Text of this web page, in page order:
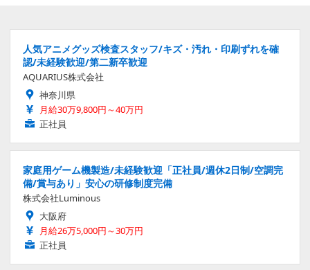
人気アニメグッズ検査スタッフ/キズ・汚れ・印刷ずれを確
認/未経験歓迎/第二新卒歓迎
AQUARIUS株式会社
神奈川県
月給30万9,800円～40万円
正社員
家庭用ゲーム機製造/未経験歓迎「正社員/週休2日制/空調完
備/賞与あり」安心の研修制度完備
株式会社Luminous
大阪府
月給26万5,000円～30万円
正社員